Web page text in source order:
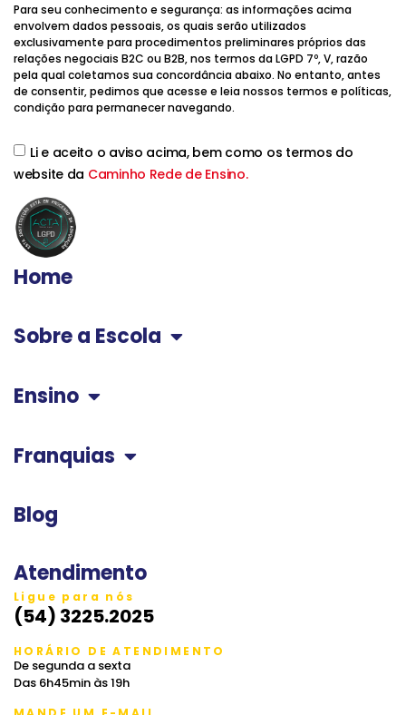
Para seu conhecimento e segurança: as informações acima
envolvem dados pessoais, os quais serão utilizados
exclusivamente para procedimentos preliminares próprios das
relações negociais B2C ou B2B, nos termos da LGPD 7º, V, razão
pela qual coletamos sua concordância abaixo. No entanto, antes
de consentir, pedimos que acesse e leia nossos termos e políticas,
condição para permanecer navegando.
Li e aceito o aviso acima, bem como os termos do
website da Caminho Rede de Ensino.
Home
Sobre a Escola
Ensino
Franquias
Blog
Atendimento
Ligue para nós
(54) 3225.2025
HORÁRIO DE ATENDIMENTO
De segunda a sexta
Das 6h45min às 19h